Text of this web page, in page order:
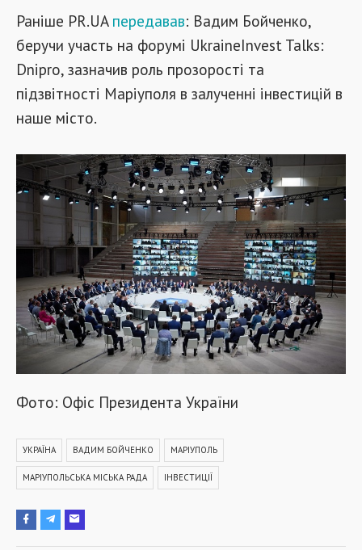
Раніше PR.UA передавав: Вадим Бойченко,
беручи участь на форумі UkraineInvest Talks:
Dnipro, зазначив роль прозорості та
підзвітності Маріуполя в залученні інвестицій в
наше місто.
Фото: Офіс Президента України
УКРАЇНА ВАДИМ БОЙЧЕНКО МАРІУПОЛЬ
МАРІУПОЛЬСЬКА МІСЬКА РАДА ІНВЕСТИЦІЇ